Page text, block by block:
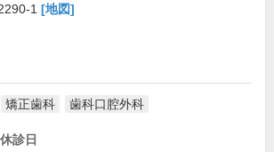
1 [地図]
矯正歯科 歯科口腔外科
診日